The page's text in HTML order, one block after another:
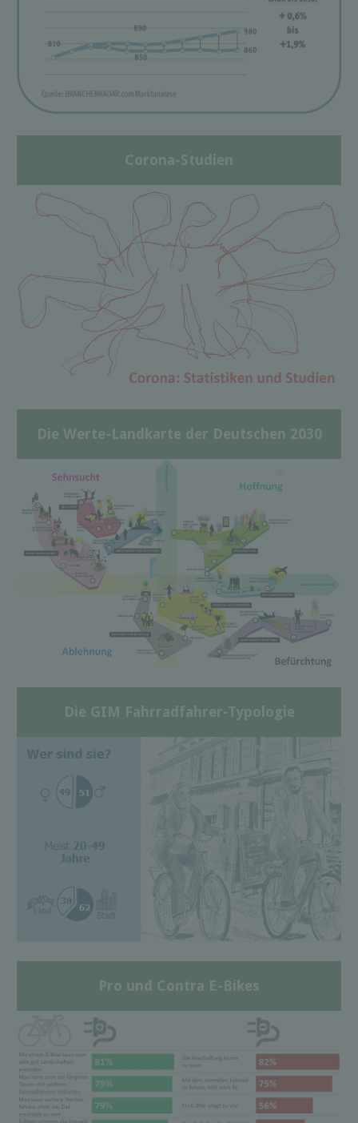
Corona-Studien
Die Werte-Landkarte der Deutschen 2030
Die GIM Fahrradfahrer-Typologie
Pro und Contra E-Bikes